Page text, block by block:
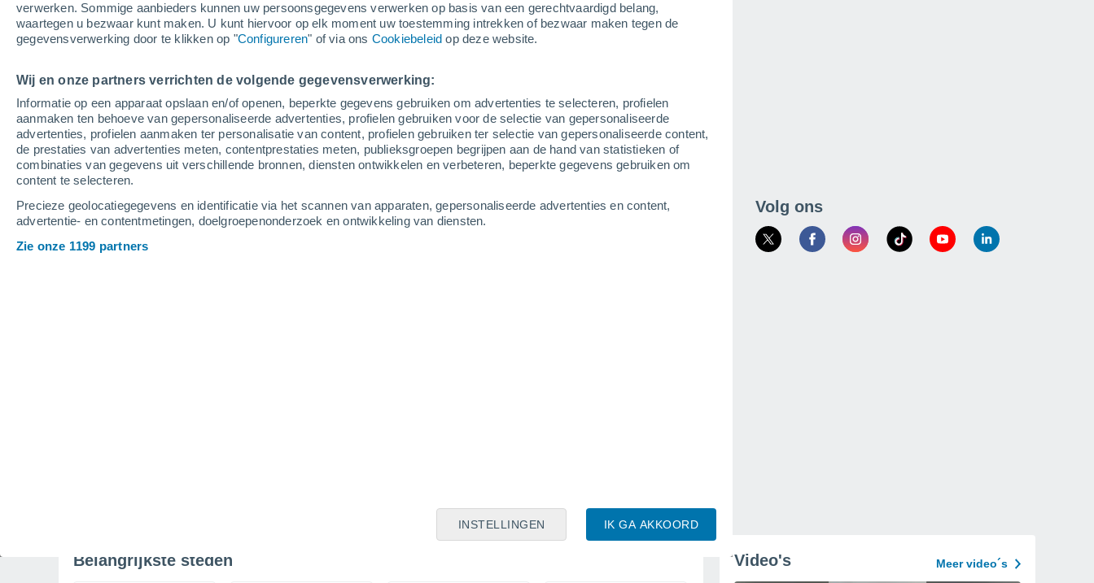
verwerken. Sommige aanbieders kunnen uw persoonsgegevens verwerken op basis van een gerechtvaardigd belang,
waartegen u bezwaar kunt maken. U kunt hiervoor op elk moment uw toestemming intrekken of bezwaar maken tegen de
gegevensverwerking door te klikken op "Configureren" of via ons Cookiebeleid op deze website.
Wij en onze partners verrichten de volgende gegevensverwerking:
Informatie op een apparaat opslaan en/of openen, beperkte gegevens gebruiken om advertenties te selecteren, profielen
aanmaken ten behoeve van gepersonaliseerde advertenties, profielen gebruiken voor de selectie van gepersonaliseerde
advertenties, profielen aanmaken ter personalisatie van content, profielen gebruiken ter selectie van gepersonaliseerde content,
de prestaties van advertenties meten, contentprestaties meten, publieksgroepen begrijpen aan de hand van statistieken of
combinaties van gegevens uit verschillende bronnen, diensten ontwikkelen en verbeteren, beperkte gegevens gebruiken om
content te selecteren.
Precieze geolocatiegegevens en identificatie via het scannen van apparaten, gepersonaliseerde advertenties en content,
advertentie- en contentmetingen, doelgroepenonderzoek en ontwikkeling van diensten.
Zie onze 1199 partners
IK GA AKKOORD
INSTELLINGEN
28°
21°
Tan-Tan
23°
Sidi Ifni
El Aaiún
Marrakech
39°
25°
Ouarzazate
35°
Regio's Marokko
Volg ons
Belangrijkste steden Video's Meer video´s